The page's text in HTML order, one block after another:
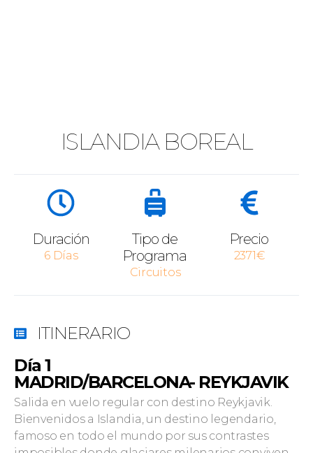
ISLANDIA BOREAL
Duración
6 Días
Tipo de
Programa
Circuitos
Precio
2371€
ITINERARIO
Día 1
MADRID/BARCELONA- REYKJAVIK
Salida en vuelo regular con destino Reykjavik.
Bienvenidos a Islandia, un destino legendario,
famoso en todo el mundo por sus contrastes